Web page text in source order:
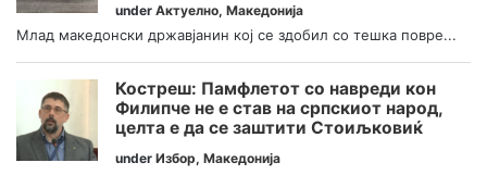
under Актуелно, Македонија
Млад македонски државјанин кој се здобил со тешка повре...
Костреш: Памфлетот со навреди кон
Филипче не е став на српскиот народ,
целта е да се заштити Стоиљковиќ
under Избор, Македонија